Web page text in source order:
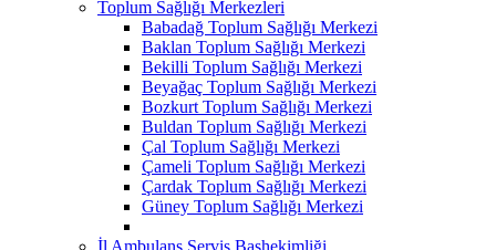
Toplum Sağlığı Merkezleri
Babadağ Toplum Sağlığı Merkezi
Baklan Toplum Sağlığı Merkezi
Bekilli Toplum Sağlığı Merkezi
Beyağaç Toplum Sağlığı Merkezi
Bozkurt Toplum Sağlığı Merkezi
Buldan Toplum Sağlığı Merkezi
Çal Toplum Sağlığı Merkezi
Çameli Toplum Sağlığı Merkezi
Çardak Toplum Sağlığı Merkezi
Güney Toplum Sağlığı Merkezi
İl Ambulans Servis Başhekimliği